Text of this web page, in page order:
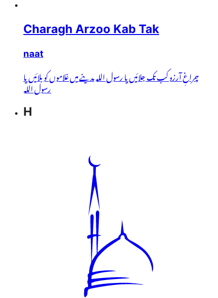
Charagh Arzoo Kab Tak
naat
چراغِ آرزو کب تک جلائیں یا رسول اللہ مدینے میں غلاموں کو بلائیں یا
رسول اللہ
H